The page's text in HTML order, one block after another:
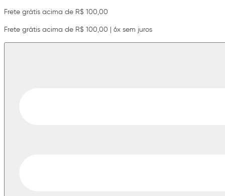
Frete grátis acima de R$ 100,00
Frete grátis acima de R$ 100,00 | 6x sem juros